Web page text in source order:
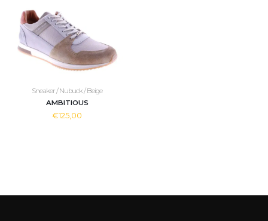
Sneaker / Nubuck / Beige
AMBITIOUS
€125,00